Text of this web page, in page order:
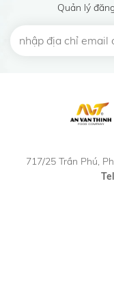
Quản lý
717/25 Trần Phú,